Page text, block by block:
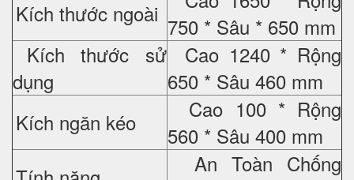
Kích thước ngoài 750 * Sâu * 650 mm
Kích thước sử
dụng
Cao 1240 * Rộng
650 * Sâu 460 mm
Kích ngăn kéo
Cao 100 * Rộng
560 * Sâu 400 mm
An Toàn Chống